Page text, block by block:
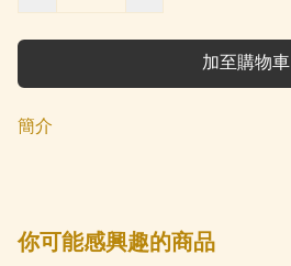
加至購物車
簡介
你可能感興趣的商品